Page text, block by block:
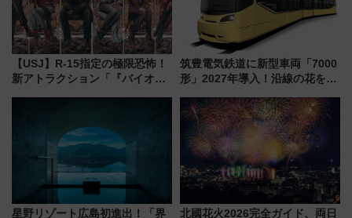
【USJ】R-15指定の極限恐怖！
新アトラクション「『バイオハ
筑豊電気鉄道に新型車両「7000
形」2027年導入！沿線の花をイ
内は落ち着いたゆとりある空間
星野リゾート広島初進出！「界
北國花火2026完全ガイド、両日